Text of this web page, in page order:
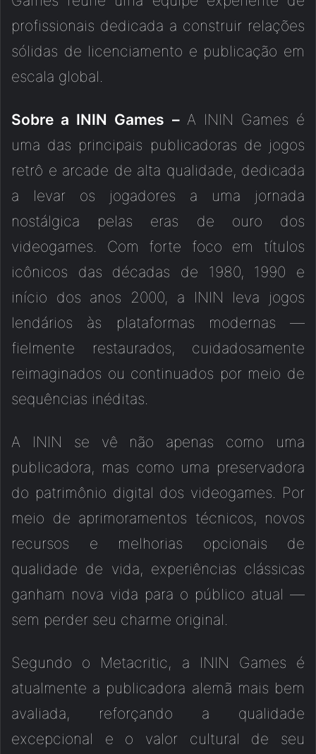
profissionais dedicada a construir relações
sólidas de licenciamento e publicação em
escala global.
Sobre a ININ Games – A ININ Games é
uma das principais publicadoras de jogos
retrô e arcade de alta qualidade, dedicada
a levar os jogadores a uma jornada
nostálgica pelas eras de ouro dos
videogames. Com forte foco em títulos
icônicos das décadas de 1980, 1990 e
início dos anos 2000, a ININ leva jogos
lendários às plataformas modernas —
fielmente restaurados, cuidadosamente
reimaginados ou continuados por meio de
sequências inéditas.
A ININ se vê não apenas como uma
publicadora, mas como uma preservadora
do patrimônio digital dos videogames. Por
meio de aprimoramentos técnicos, novos
recursos e melhorias opcionais de
qualidade de vida, experiências clássicas
ganham nova vida para o público atual —
sem perder seu charme original.
Segundo o Metacritic, a ININ Games é
atualmente a publicadora alemã mais bem
avaliada, reforçando a qualidade
excepcional e o valor cultural de seu